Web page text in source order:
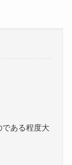
ある程度大